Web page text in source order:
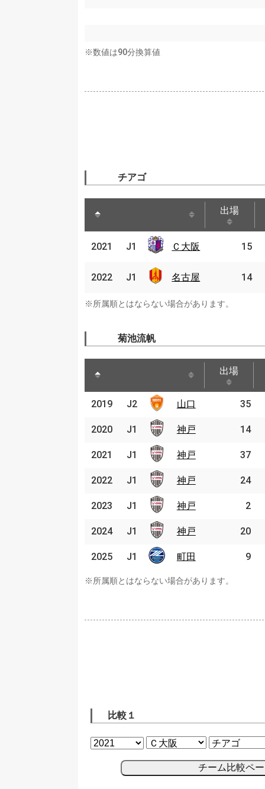
※数値は90分換算値
チアゴ
出場
2021
Ｃ大
阪
15
2022
名古
屋
14
2021 J1 Ｃ大阪
2022 J1 名古屋
※所属順とはならない場合があります。
菊池流帆
出場
2019 山口 35
2020 神戸 14
2021 神戸 37
2022 神戸 24
2023 神戸 2
2024 神戸 20
2025 町田 9
2019 J2 山口
2020 J1 神戸
2021 J1 神戸
2022 J1 神戸
2023 J1 神戸
2024 J1 神戸
2025 J1 町田
※所属順とはならない場合があります。
比較１
チーム比較ペ